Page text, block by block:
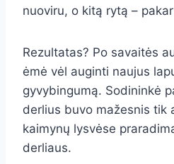
nuoviru, o kitą rytą –
Rezultatas? Po savaitės
ėmė vėl auginti naujus
gyvybingumą. Sodininkė
derlius buvo mažesnis tik
kaimynų lysvėse
derliaus.